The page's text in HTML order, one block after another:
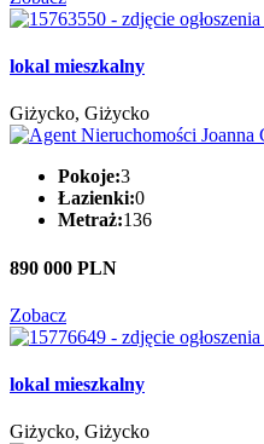
lokal mieszkalny
Giżycko, Giżycko
Pokoje:3
Łazienki:0
Metraż:136
890 000 PLN
Zobacz
lokal mieszkalny
Giżycko, Giżycko